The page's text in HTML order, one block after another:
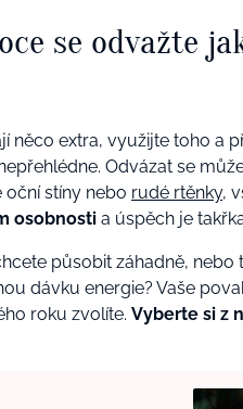
se odvažte
něco extra, využijte toho a
Odvázat se
stíny nebo rudé rtěnky,
osobnosti a úspěch je
působit záhadně, nebo
dávku energie? Vaše
roku zvolíte. Vyberte si z